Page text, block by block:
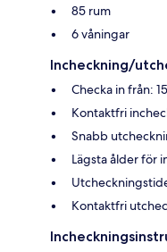
85 rum
6 våningar
Incheckning/
Checka in från:
Kontaktfri
Snabb
Lägsta ålder för
Kontaktfri